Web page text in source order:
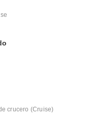
crucero (Cruise)